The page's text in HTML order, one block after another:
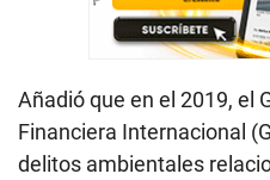
Añadió que en el 2019, el
Financiera Internacional
delitos ambientales